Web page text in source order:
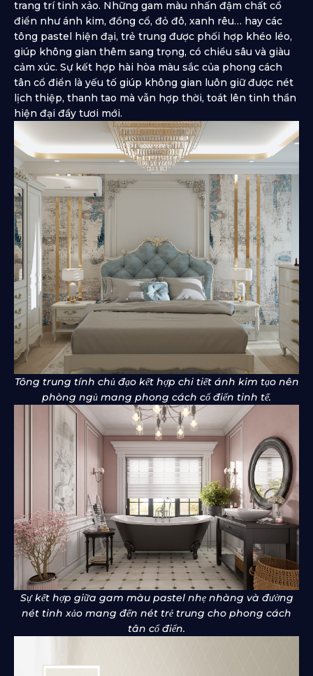
trang trí tinh xảo. Những gam màu nhấn đậm chất cổ
điển như ánh kim, đồng cổ, đỏ đô, xanh rêu… hay các
tông pastel hiện đại, trẻ trung được phối hợp khéo léo,
giúp không gian thêm sang trọng, có chiều sâu và giàu
cảm xúc. Sự kết hợp hài hòa màu sắc của phong cách
tân cổ điển là yếu tố giúp không gian luôn giữ được nét
lịch thiệp, thanh tao mà vẫn hợp thời, toát lên tinh thần
hiện đại đầy tươi mới.
Tông trung tính chủ đạo kết hợp chi tiết ánh kim tạo nên
phòng ngủ mang phong cách cổ điển tinh tế.
Sự kết hợp giữa gam màu pastel nhẹ nhàng và đường
nét tinh xảo mang đến nét trẻ trung cho phong cách
tân cổ điển.